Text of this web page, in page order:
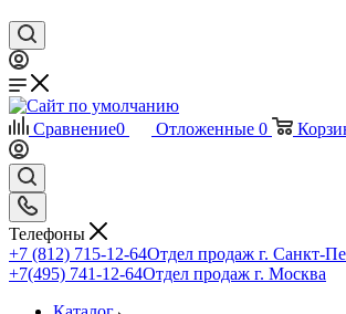
Сравнение0 Отложенные 0
Телефоны
+7 (812) 715-12-64Отдел продаж г. Санкт-
+7(495) 741-12-64Отдел продаж г. Москва